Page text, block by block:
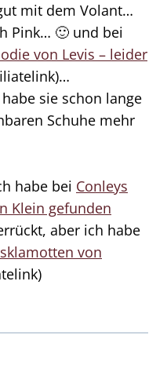
mit dem Volant…
Pink… 🙂 und bei
von Levis – leider
sie schon lange
Schuhe mehr
habe bei Conleys
Klein gefunden
aber ich habe
von